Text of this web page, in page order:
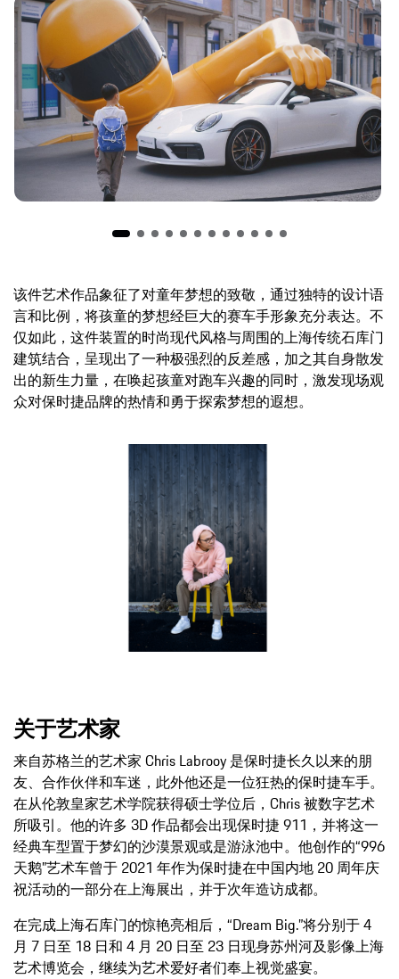
该件艺术作品象征了对童年梦想的致敬，通过独特的设计语
言和比例，将孩童的梦想经巨大的赛车手形象充分表达。不
仅如此，这件装置的时尚现代风格与周围的上海传统石库门
建筑结合，呈现出了一种极强烈的反差感，加之其自身散发
出的新生力量，在唤起孩童对跑车兴趣的同时，激发现场观
众对保时捷品牌的热情和勇于探索梦想的遐想。
关于艺术家
来自苏格兰的艺术家 Chris Labrooy 是保时捷长久以来的朋
友、合作伙伴和车迷，此外他还是一位狂热的保时捷车手。
在从伦敦皇家艺术学院获得硕士学位后，Chris 被数字艺术
所吸引。他的许多 3D 作品都会出现保时捷 911，并将这一
经典车型置于梦幻的沙漠景观或是游泳池中。他创作的“996
天鹅”艺术车曾于 2021 年作为保时捷在中国内地 20 周年庆
祝活动的一部分在上海展出，并于次年造访成都。
在完成上海石库门的惊艳亮相后，“Dream Big.”将分别于 4
月 7 日至 18 日和 4 月 20 日至 23 日现身苏州河及影像上海
艺术博览会，继续为艺术爱好者们奉上视觉盛宴。